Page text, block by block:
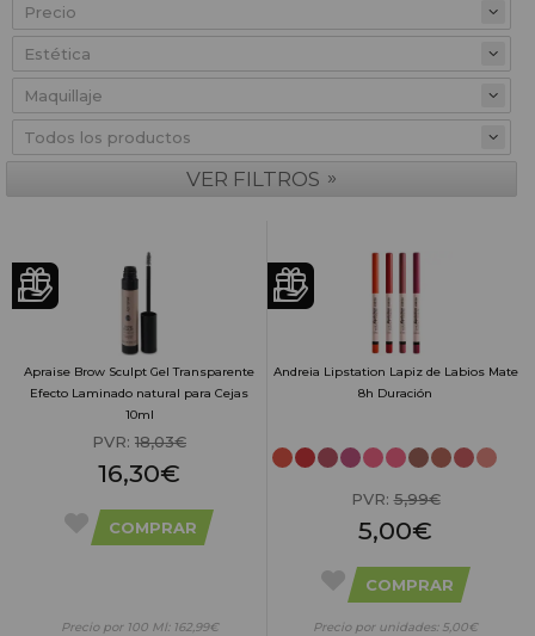
Precio
VER FILTROS »
Apraise Brow Sculpt Gel Transparente
Efecto Laminado natural para Cejas
10ml
PVR: 18,03€
16,30€
COMPRAR
Precio por 100 Ml: 162,99€
Andreia Lipstation Lapiz de Labios Mate
8h Duración
PVR:5,99€
5,00€
COMPRAR
Precio por unidades: 5,00€